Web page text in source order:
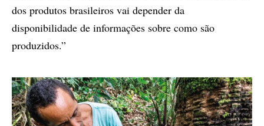
dos produtos brasileiros vai depender da
disponibilidade de informações sobre como são
produzidos.”